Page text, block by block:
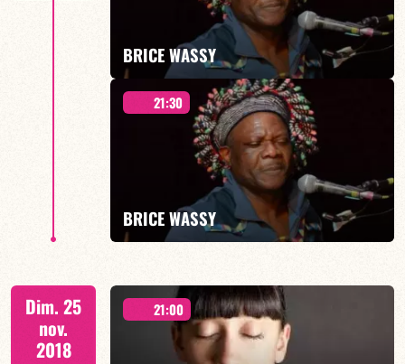
EN SAVOIR PLUS
BRICE WASSY
& FRIENDS « From Barcelona »
21:30
BRICE WASSY
& FRIENDS « From Cologne »
Dim. 25
nov.
2018
21:00